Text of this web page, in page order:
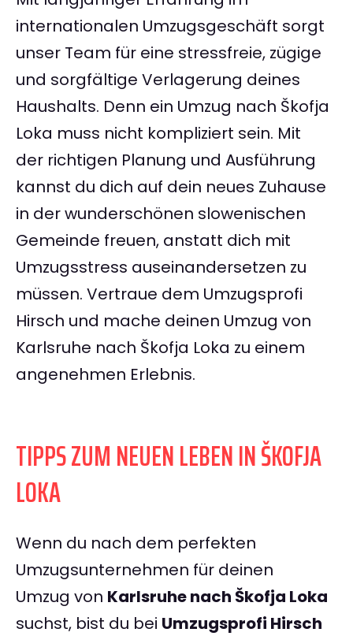
internationalen Umzugsgeschäft sorgt
unser Team für eine stressfreie, zügige
und sorgfältige Verlagerung deines
Haushalts. Denn ein Umzug nach Škofja
Loka muss nicht kompliziert sein. Mit
der richtigen Planung und Ausführung
kannst du dich auf dein neues Zuhause
in der wunderschönen slowenischen
Gemeinde freuen, anstatt dich mit
Umzugsstress auseinandersetzen zu
müssen. Vertraue dem Umzugsprofi
Hirsch und mache deinen Umzug von
Karlsruhe nach Škofja Loka zu einem
angenehmen Erlebnis.
TIPPS ZUM NEUEN LEBEN IN ŠKOFJA
LOKA
Wenn du nach dem perfekten
Umzugsunternehmen für deinen
Umzug von Karlsruhe nach Škofja Loka
suchst, bist du bei Umzugsprofi Hirsch